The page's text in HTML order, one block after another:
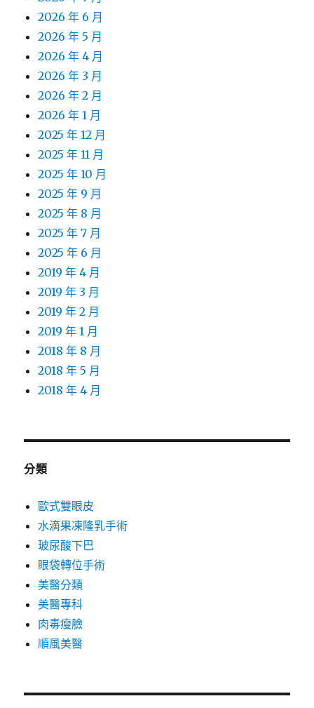
2026 年 6 月
2026 年 5 月
2026 年 4 月
2026 年 3 月
2026 年 2 月
2026 年 1 月
2025 年 12 月
2025 年 11 月
2025 年 10 月
2025 年 9 月
2025 年 8 月
2025 年 7 月
2025 年 6 月
2019 年 4 月
2019 年 3 月
2019 年 2 月
2019 年 1 月
2018 年 8 月
2018 年 5 月
2018 年 4 月
分類
歐式雙眼皮
水滴果凍隆乳手術
玻尿酸下巴
眼袋轉位手術
美醫分類
美醫專科
肉毒瘦臉
順風美醫